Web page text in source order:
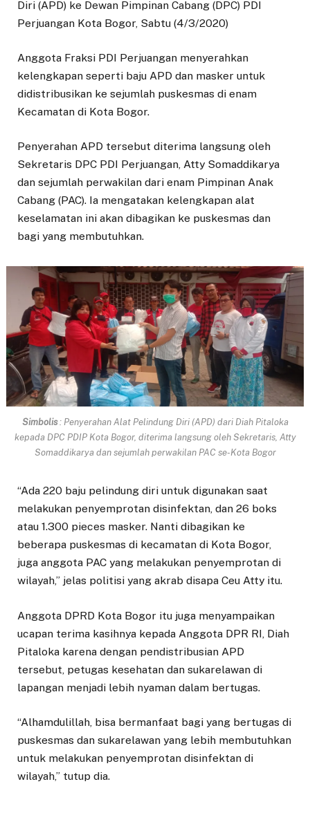
Diri (APD) ke Dewan Pimpinan Cabang (DPC) PDI
Perjuangan Kota Bogor, Sabtu (4/3/2020)
Anggota Fraksi PDI Perjuangan menyerahkan
kelengkapan seperti baju APD dan masker untuk
didistribusikan ke sejumlah puskesmas di enam
Kecamatan di Kota Bogor.
Penyerahan APD tersebut diterima langsung oleh
Sekretaris DPC PDI Perjuangan, Atty Somaddikarya
dan sejumlah perwakilan dari enam Pimpinan Anak
Cabang (PAC). Ia mengatakan kelengkapan alat
keselamatan ini akan dibagikan ke puskesmas dan
bagi yang membutuhkan.
Simbolis: Penyerahan Alat Pelindung Diri (APD) dari Diah Pitaloka
kepada DPC PDIP Kota Bogor, diterima langsung oleh Sekretaris, Atty
Somaddikarya dan sejumlah perwakilan PAC se-Kota Bogor
“Ada 220 baju pelindung diri untuk digunakan saat
melakukan penyemprotan disinfektan, dan 26 boks
atau 1.300 pieces masker. Nanti dibagikan ke
beberapa puskesmas di kecamatan di Kota Bogor,
juga anggota PAC yang melakukan penyemprotan di
wilayah,” jelas politisi yang akrab disapa Ceu Atty itu.
Anggota DPRD Kota Bogor itu juga menyampaikan
ucapan terima kasihnya kepada Anggota DPR RI, Diah
Pitaloka karena dengan pendistribusian APD
tersebut, petugas kesehatan dan sukarelawan di
lapangan menjadi lebih nyaman dalam bertugas.
“Alhamdulillah, bisa bermanfaat bagi yang bertugas di
puskesmas dan sukarelawan yang lebih membutuhkan
untuk melakukan penyemprotan disinfektan di
wilayah,” tutup dia.